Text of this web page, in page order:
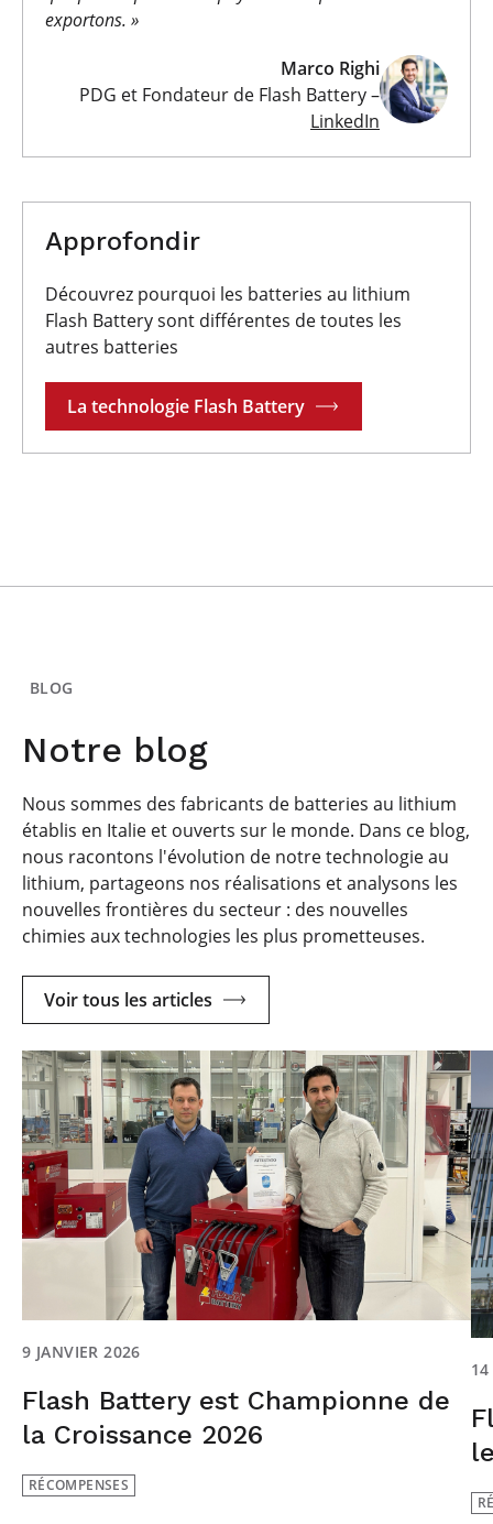
exportons. »
Marco Righi
PDG et Fondateur de Flash Battery –
LinkedIn
Approfondir
Découvrez pourquoi les batteries au lithium
Flash Battery sont différentes de toutes les
autres batteries
La technologie Flash Battery
BLOG
Notre blog
Nous sommes des fabricants de batteries au lithium
établis en Italie et ouverts sur le monde. Dans ce blog,
nous racontons l'évolution de notre technologie au
lithium, partageons nos réalisations et analysons les
nouvelles frontières du secteur : des nouvelles
chimies aux technologies les plus prometteuses.
Voir tous les articles
9 JANVIER 2026
Flash Battery est Championne de
la Croissance 2026
RÉCOMPENSES